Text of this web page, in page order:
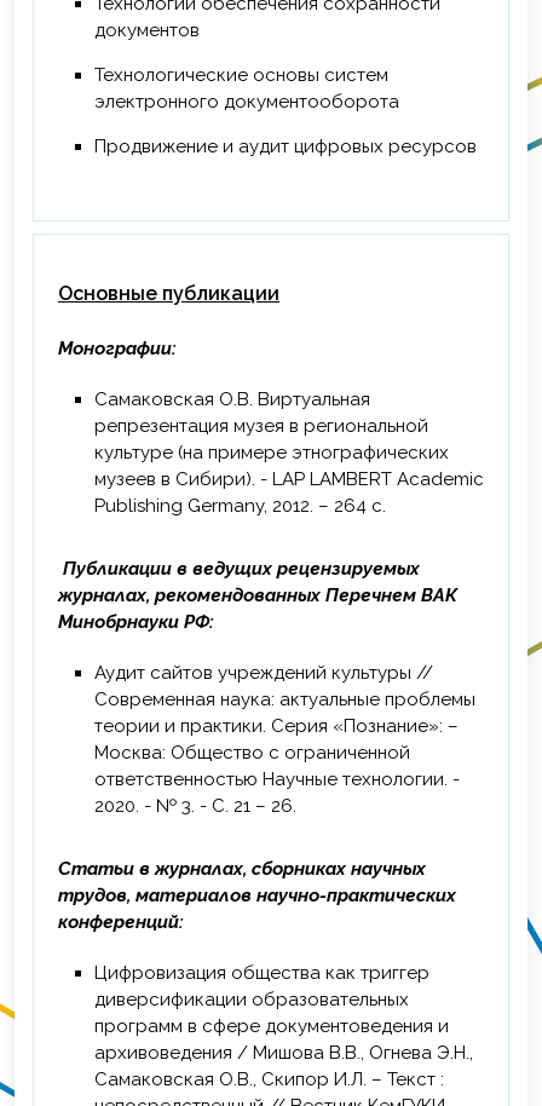
практической психологии, педагогики и
социальной работы&quot; , г.
Новосибирск, 18 ч.
2024 г. – Повышение квалификации по
программе «Цифровая трансформация и
&quot;Пермский государственный
2024 г. – Повышение квалификации по
автоматизация документооборота.
аналитиков», ООО &quot;ДокМенеджмент
Консалт&quot; , г. Москва, 36 ч.
2025 г. – Повышение квалификации по
программе «Разработка программы ДПО
университет систем управления и
радиоэлектроники», г. Томск, 24 ч.
программе «Использование текстовых
нейросетей для создания и адаптации
учебных материалов», ФГАОУ ВО
«Томский государственный университет
систем управления и
радиоэлектроники», г. Томск, 16 ч.
программе «Графические нейросети как
инструмент визуализации», ФГАОУ ВО
«Томский государственный университет
систем управления и
радиоэлектроники», г. Томск, 16 ч.
2025 г. – Повышение квалификации по
программе «Нейросети для мотивации и
вовлечения слушателей», ФГАОУ ВО
документов
Технологические основы систем
электронного документооборота
Продвижение и аудит цифровых ресурсов
Основные публикации
Монографии:
Самаковская О.В. Виртуальная
репрезентация музея в региональной
культуре (на примере этнографических
музеев в Сибири). - LAP LAMBERT Academic
Publishing Germany, 2012. – 264 с.
Публикации в ведущих рецензируемых
журналах, рекомендованных Перечнем ВАК
Минобрнауки РФ:
Аудит сайтов учреждений культуры //
Современная наука: актуальные проблемы
теории и практики. Серия «Познание»: –
Москва: Общество с ограниченной
ответственностью Научные технологии. -
2020. - № 3. - С. 21 – 26.
Статьи в журналах, сборниках научных
трудов, материалов научно-практических
конференций:
Цифровизация общества как триггер
диверсификации образовательных
программ в сфере документоведения и
архивоведения / Мишова В.В., Огнева Э.Н.,
Самаковская О.В., Скипор И.Л. – Текст :